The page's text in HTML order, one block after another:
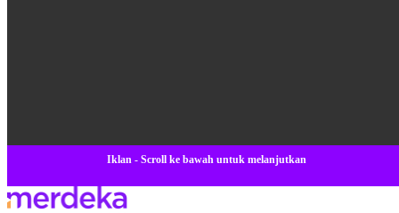
Iklan - Scroll ke bawah untuk melanjutkan